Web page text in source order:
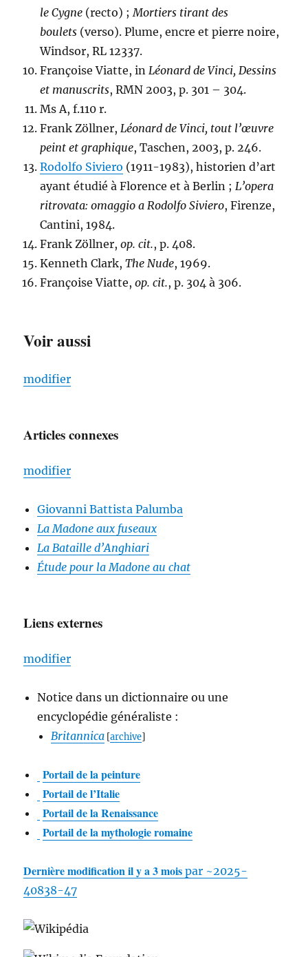
le Cygne (recto) ;Mortiers tirant des
boulets (verso). Plume, encre et pierre noire,
Windsor, RL 12337.
Françoise Viatte, inLéonard de Vinci, Dessins
et manuscrits, RMN 2003, p. 301 – 304.
Ms A, f.110 r.
Frank Zöllner,Léonard de Vinci, tout l’œuvre
peint et graphique, Taschen, 2003, p. 246.
Rodolfo Siviero (1911-1983), historien d’art
ayant étudié à Florence et à Berlin ;L’opera
ritrovata: omaggio a Rodolfo Siviero, Firenze,
Cantini, 1984.
Frank Zöllner,op. cit., p. 408.
Kenneth Clark,The Nude, 1969.
Françoise Viatte,op. cit., p. 304 à 306.
Voir aussi
modifier
Articles connexes
modifier
Giovanni Battista Palumba
La Madone aux fuseaux
La Bataille d’Anghiari
Étude pour la Madone au chat
Liens externes
modifier
Notice dans un dictionnaire ou une
encyclopédie généraliste :
Britannica [archive]
Portail de la peinture
Portail de l’Italie
Portail de la Renaissance
Portail de la mythologie romaine
Dernière modification il y a 3 mois par ~2025-
40838-47